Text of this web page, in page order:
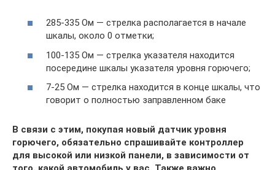
285-335 Ом — стрелка располагается в начале
шкалы, около 0 отметки;
100-135 Ом — стрелка указателя находится
посередине шкалы указателя уровня горючего;
7-25 Ом — стрелка находится в конце шкалы, что
говорит о полностью заправленном баке
В связи с этим, покупая новый датчик уровня
горючего, обязательно спрашивайте контроллер
для высокой или низкой панели, в зависимости от